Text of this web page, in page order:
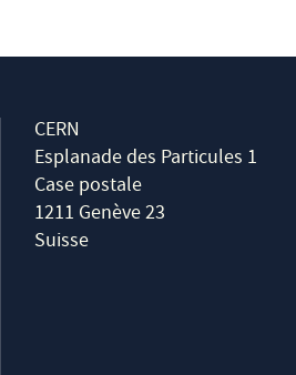
CERN
Esplanade des Particules 1
Case postale
1211 Genève 23
Suisse